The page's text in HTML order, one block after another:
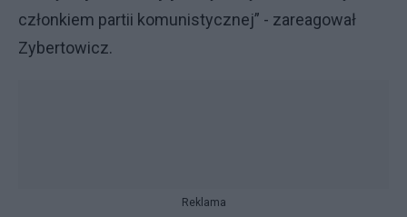
członkiem partii komunistycznej” - zareagował
Zybertowicz.
Reklama